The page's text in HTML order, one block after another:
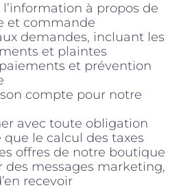
l’information à propos de
et commande
demandes, incluant les
et plaintes
et prévention
compte pour notre
avec toute obligation
que le calcul des taxes
offres de notre boutique
des messages marketing,
recevoir